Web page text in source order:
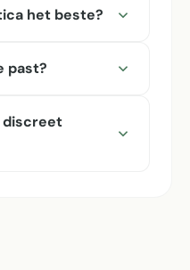
het beste?
past?
discreet